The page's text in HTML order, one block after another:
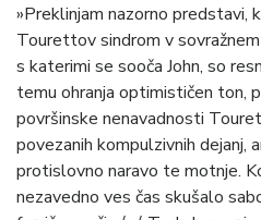
»Preklinjam nazorno predstavi,
Tourettov sindrom v
s katerimi se sooča John, so
temu ohranja optimističen ton,
površinske nenavadnosti
povezanih kompulzivnih dejanj,
protislovno naravo te motnje.
nezavedno ves čas skušalo